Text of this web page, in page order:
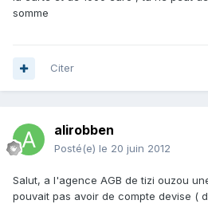
somme
Citer
alirobben
Posté(e) le 20 juin 2012
Salut, a l'agence AGB de tizi ouzou
pouvait pas avoir de compte devise (